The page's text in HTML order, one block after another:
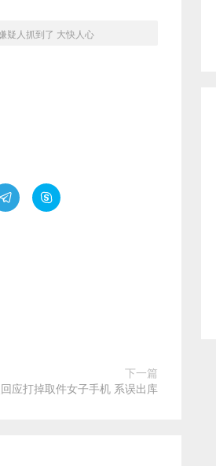
疑人抓到了 大快人心
 
下一篇
应打掉取件女子手机 系误出库